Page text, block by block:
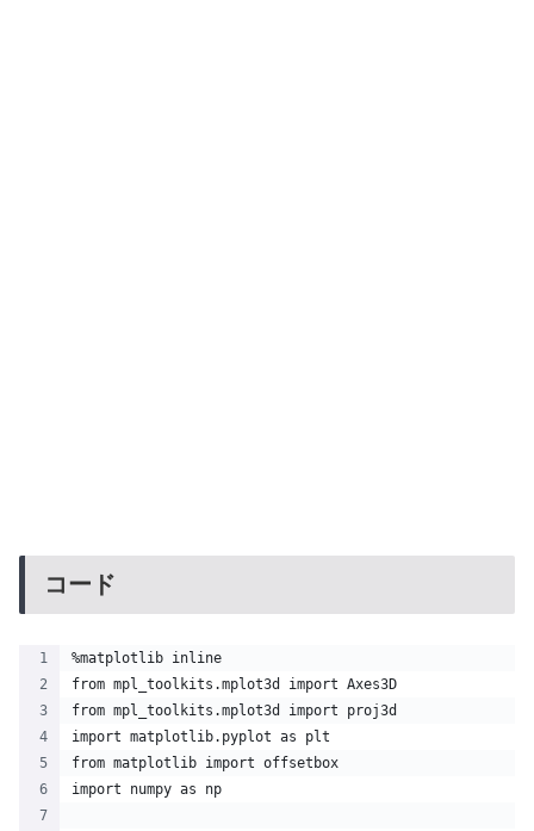
コード
%matplotlib inline
from mpl_toolkits.mplot3d import Axes3D
from mpl_toolkits.mplot3d import proj3d
import matplotlib.pyplot as plt
from matplotlib import offsetbox
import numpy as np